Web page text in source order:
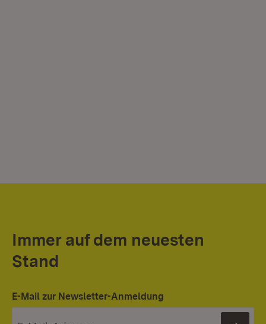
Immer auf dem neuesten
Stand
E-Mail zur Newsletter-Anmeldung